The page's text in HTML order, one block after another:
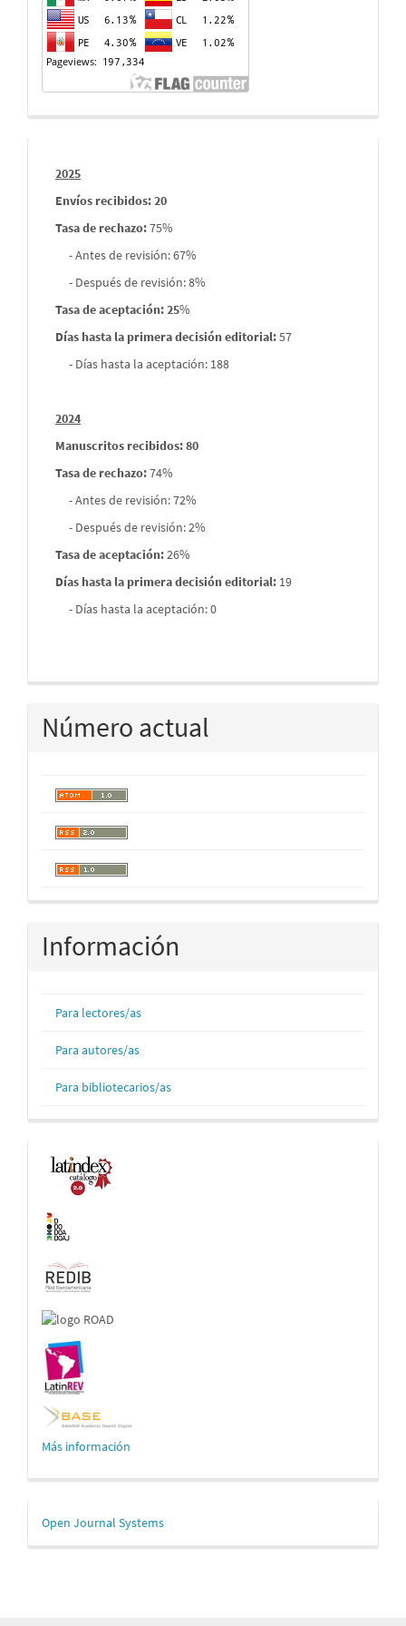
Informes
envios
2025
Envíos recibidos: 20
Tasa de rechazo:75%
- Antes de revisión: 67%
- Después de revisión: 8%
Tasa de aceptación: 25%
Días hasta la primera decisión editorial:57
- Días hasta la aceptación: 188
2024
Manuscritos recibidos: 80
Tasa de rechazo:74%
- Antes de revisión: 72%
- Después de revisión: 2%
Tasa de aceptación:26%
Días hasta la primera decisión editorial: 19
- Días hasta la aceptación: 0
Número actual
Información
Para lectores/as
Para autores/as
Para bibliotecarios/as
Indexaciones
Más información
Desarrollado
por
Open Journal Systems